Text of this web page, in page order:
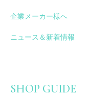
企業メーカー様へ
ニュース＆新着情報
SHOP GUIDE